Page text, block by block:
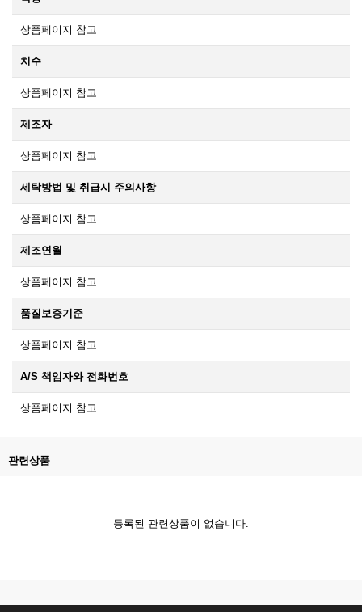
상품페이지 참고
치수
상품페이지 참고
제조자
상품페이지 참고
세탁방법 및 취급시 주의사항
상품페이지 참고
제조연월
상품페이지 참고
품질보증기준
상품페이지 참고
A/S 책임자와 전화번호
상품페이지 참고
관련상품
등록된 관련상품이 없습니다.